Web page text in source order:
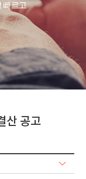
빠르고
산 공고